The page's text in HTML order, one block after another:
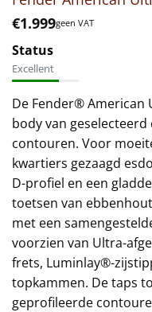
€1.999geen VAT
Status
Excellent
De Fender® American
body van
contouren. Voor
kwartiers gezaagd
D-profiel en een
toetsen van
met een
voorzien van Ultra-
frets, Luminlay®-
topkammen. De taps
geprofileerde